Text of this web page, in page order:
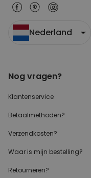
Nederland
Nog vragen?
Klantenservice
Betaalmethoden?
Verzendkosten?
Waar is mijn bestelling?
Retourneren?